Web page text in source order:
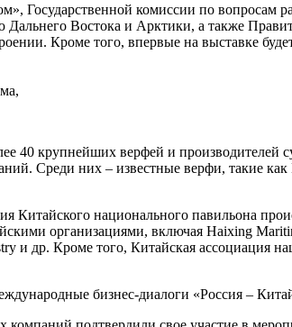
Государственной комиссии по
Востока и Арктики, а также
Кроме того, впервые на выставке
40 крупнейших верфей и производителей
Среди них – известные верфи, такие
национального павильона
организациями, включая Haixing
и др. Кроме того, Китайская ассоциация
бизнес-диалоги «Россия –